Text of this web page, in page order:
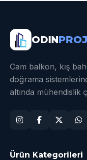
ODIN
Cam balkon, kış
doğrama
altında mühendislik
Ürün Kategorileri